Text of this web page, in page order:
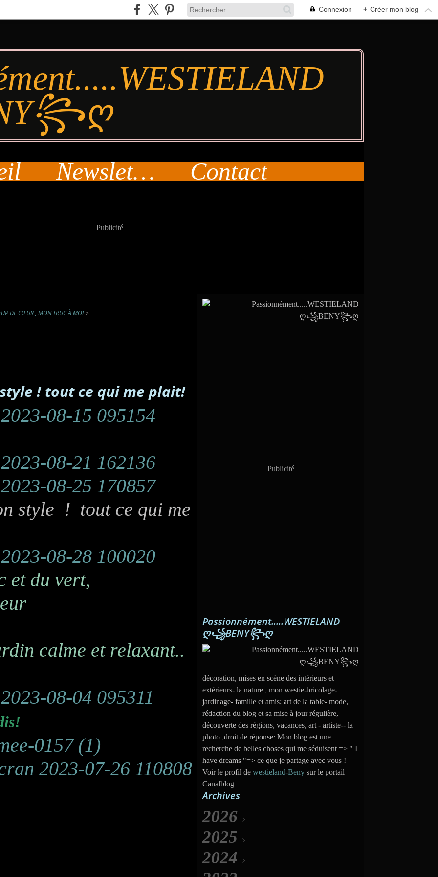
Connexion + Créer mon blog
Newsletter Contact
Publicité
DE CŒUR , MON TRUC À MOI >
! tout ce qui me plait!
style ! tout ce qui me
et du vert,
calme et relaxant..
Publicité
Passionnément.....WESTIELAND
ღ꧁BENY꧂ღ
décoration, mises en scène des intérieurs et
extérieurs- la nature , mon westie-bricolage-
jardinage- famille et amis; art de la table- mode,
rédaction du blog et sa mise à jour régulière,
découverte des régions, vacances, art - artiste-- la
photo ,droit de réponse: Mon blog est une
recherche de belles choses qui me séduisent => " I
have dreams "=> ce que je partage avec vous !
Voir le profil de westieland-Beny sur le portail
Canalblog
Archives
2026
Août
Juillet
2025
Décembre
2024